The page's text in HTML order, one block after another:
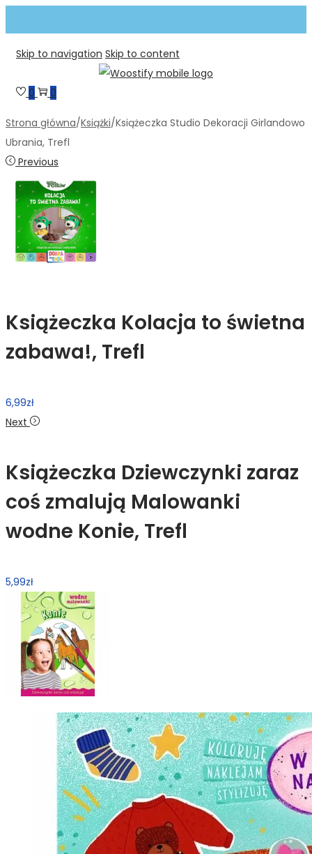
Skip to navigation Skip to content
0 0
Strona główna/Książki/Książeczka Studio Dekoracji Girlandowo
Ubrania, Trefl
Previous
Książeczka Kolacja to świetna
zabawa!, Trefl
6,99zł
Next
Książeczka Dziewczynki zaraz
coś zmalują Malowanki
wodne Konie, Trefl
5,99zł